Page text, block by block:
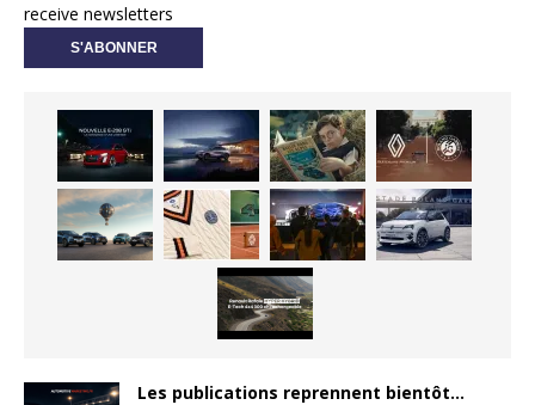
receive newsletters
Les publications reprennent bientôt…